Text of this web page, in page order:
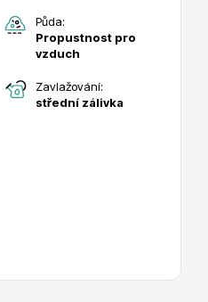
Půda:
Propustnost pro
vzduch
Zavlažování:
střední zálivka